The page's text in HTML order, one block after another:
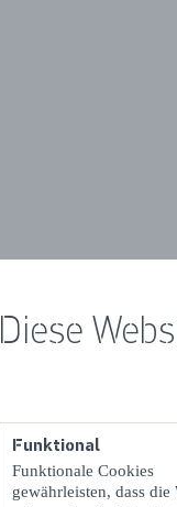
Diese
Funktional
Funktionale Cookies
gewährleisten, dass die